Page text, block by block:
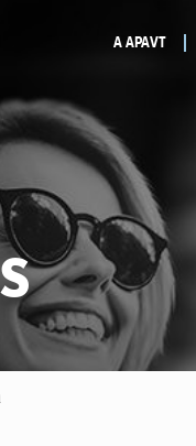
A APAVT